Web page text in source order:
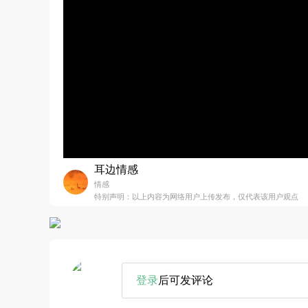
耳边情感
情感
特别声明：以上内容为网络用户上传发布，仅代表该用户观点
登录后可发评论